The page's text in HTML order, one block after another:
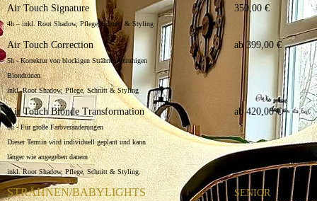
Air Touch Signature
4h – inkl. Root Shadow, Pflege, Schnitt & Styling
350,00 €
Air Touch Correction
5h - Korrektur von blockigen Strähnen/unruhigen
Blondtönen
inkl. Root Shadow, Pflege, Schnitt & Styling
ab 399,00 €
Air Touch Blonde Transformation
6h - Für große Farbveränderungen
Dieser Termin wird individuell geplant und kann
länger wie angegeben dauern
inkl. Root Shadow, Pflege, Schnitt & Styling.
ab 420,00 €
STRÄHNEN/BABYLIGHTS
SENIOR